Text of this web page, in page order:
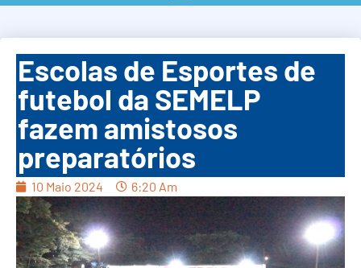
Escolas de Esportes de
futebol da SEMELP
fazem amistosos
preparatórios
10 Maio 2024 6:20 Am